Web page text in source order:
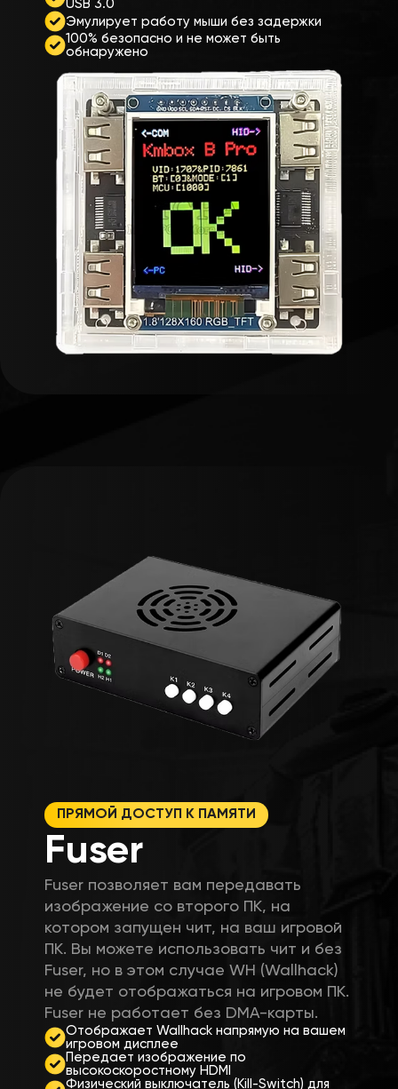
USB 3.0
Эмулирует работу мыши без задержки
100% безопасно и не может быть
обнаружено
ПРЯМОЙ ДОСТУП К ПАМЯТИ
Fuser
Fuser позволяет вам передавать
изображение со второго ПК, на
котором запущен чит, на ваш игровой
ПК. Вы можете использовать чит и без
Fuser, но в этом случае WH (Wallhack)
не будет отображаться на игровом ПК.
Fuser не работает без DMA-карты.
Отображает Wallhack напрямую на вашем
игровом дисплее
Передает изображение по
высокоскоростному HDMI
Физический выключатель (Kill-Switch) для